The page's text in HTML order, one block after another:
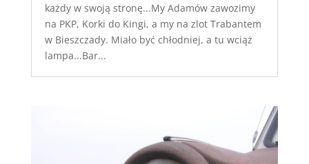
każdy w swoją stronę...My Adamów zawozimy
na PKP, Korki do Kingi, a my na zlot Trabantem
w Bieszczady. Miało być chłodniej, a tu wciąż
lampa...Bar...